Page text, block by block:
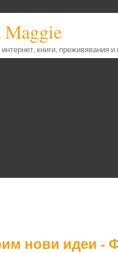
интернет, книги, преживявания
нови идеи -